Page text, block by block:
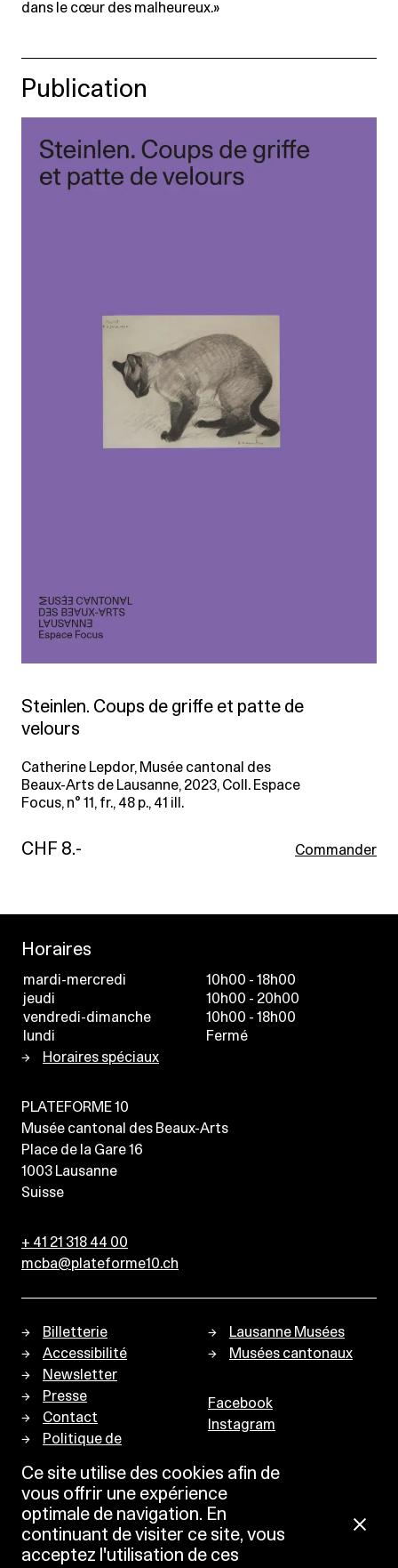
Ce site utilise des cookies afin de
vous offrir une expérience
optimale de navigation. En
continuant de visiter ce site, vous
acceptez l'utilisation de ces
dans le cœur des malheureux.»
Publication
Steinlen. Coups de griffe et patte de
velours
Catherine Lepdor, Musée cantonal des
Beaux-Arts de Lausanne, 2023, Coll. Espace
Focus, n° 11, fr., 48 p., 41 ill.
CHF 8.- Commander
Horaires
mardi-mercredi
10h00 - 18h00
jeudi
10h00 - 20h00
vendredi-dimanche
10h00 - 18h00
lundi
Fermé
Horaires spéciaux
PLATEFORME 10
Musée cantonal des Beaux-Arts
Place de la Gare 16
1003 Lausanne
Suisse
+ 41 21 318 44 00
mcba@plateforme10.ch
Billetterie
Accessibilité
Newsletter
Presse
Contact
Politique de
Lausanne Musées
Musées cantonaux
Facebook
Instagram